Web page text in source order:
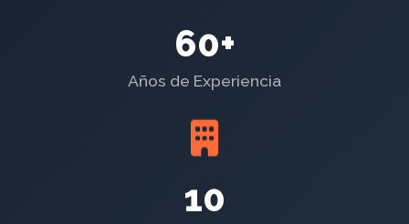
60+
Años de Experiencia
10